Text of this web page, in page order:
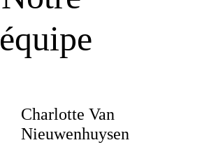
équipe
Charlotte Van
Nieuwenhuysen